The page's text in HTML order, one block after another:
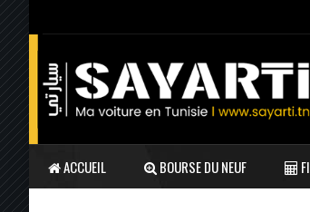
ACCUEIL BOURSE DU NEUF